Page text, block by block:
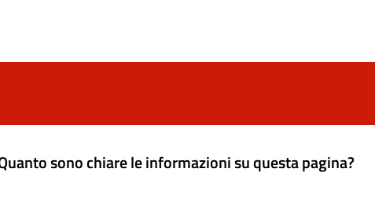
sono chiare le informazioni su questa pagina?